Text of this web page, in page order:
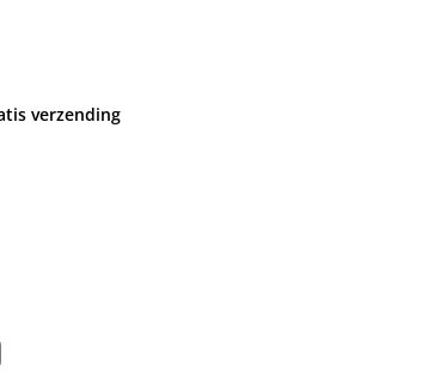
verzending